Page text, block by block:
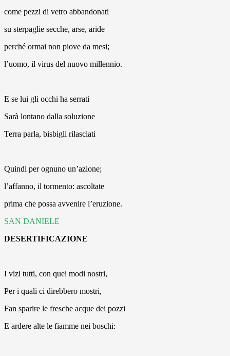
come pezzi di vetro abbandonati
su sterpaglie secche, arse, aride
perché ormai non piove da mesi;
l’uomo, il virus del nuovo millennio.
E se lui gli occhi ha serrati
Sarà lontano dalla soluzione
Terra parla, bisbigli rilasciati
Quindi per ognuno un’azione;
l’affanno, il tormento: ascoltate
prima che possa avvenire l’eruzione.
SAN DANIELE
DESERTIFICAZIONE
I vizi tutti, con quei modi nostri,
Per i quali ci direbbero mostri,
Fan sparire le fresche acque dei pozzi
E ardere alte le fiamme nei boschi: